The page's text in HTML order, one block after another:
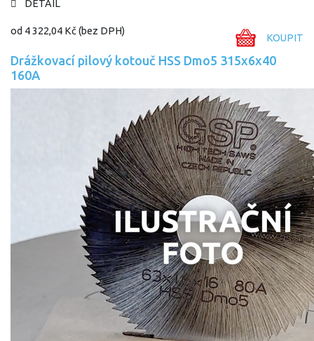
DETAIL
od 4 322,04 Kč(bez DPH)
KOUPIT
Drážkovací pilový kotouč HSS Dmo5 315x6x40
160A